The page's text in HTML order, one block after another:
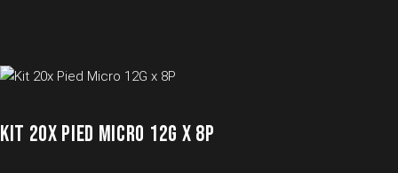
KIT 20X PIED MICRO 12G X 8P